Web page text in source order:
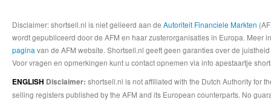
Disclaimer: shortsell.nl is niet gelieerd aan de Autoriteit Financiele Markten
wordt gepubliceerd door de AFM en haar zusterorganisaties in Europa.
pagina van de AFM website. Shortsell.nl geeft geen garanties over de
Voor vragen en opmerkingen kunt u contact opnemen via info apestaartje
ENGLISH Disclaimer: shortsell.nl is not affiliated with the Dutch Authority for
selling registers published by the AFM and its European counterparts. No